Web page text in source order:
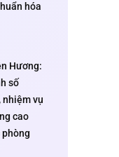
hóa
Hương:
số
nhiệm vụ
cao